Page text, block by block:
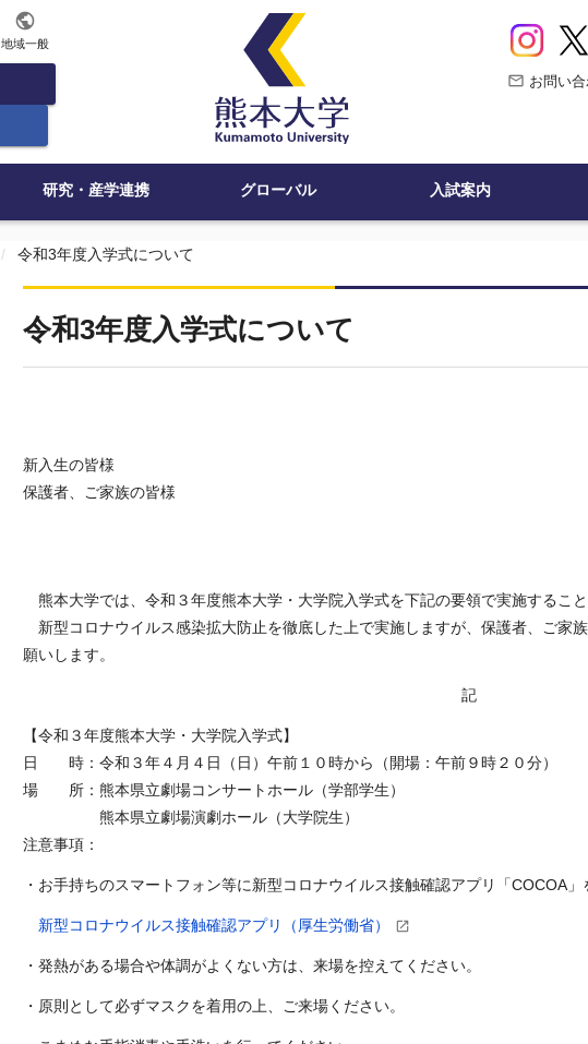
public
地域一般
mail_outline お問い
研究・産学連携 グローバル 入試案内
令和3年度入学式について
令和3年度入学式について
令和
新入生の皆様
保護者、ご家族の皆様
熊本大学では、令和３年度熊本大学・大学院入学式を下記の要領で実施するこ
新型コロナウイルス感染拡大防止を徹底した上で実施しますが、保護者、ご家
願いします。
記
【令和３年度熊本大学・大学院入学式】
日 時：令和３年４月４日（日）午前１０時から（開場：午前９時２０分）
場 所：熊本県立劇場コンサートホール（学部学生）
熊本県立劇場演劇ホール（大学院生）
注意事項：
・お手持ちのスマートフォン等に新型コロナウイルス接触確認アプリ「COCOA
新型コロナウイルス接触確認アプリ（厚生労働省）
・発熱がある場合や体調がよくない方は、来場を控えてください。
・原則として必ずマスクを着用の上、ご来場ください。